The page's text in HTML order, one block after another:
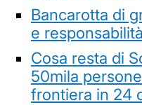
Bancarotta di
e
Cosa resta di
50mila
frontiera in 24